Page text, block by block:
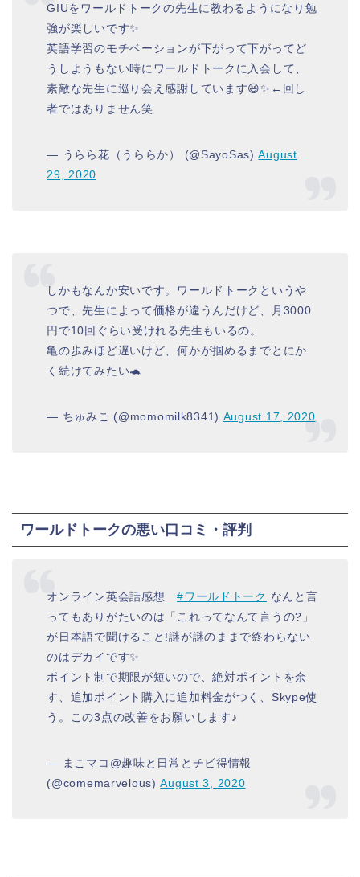
GIUをワールドトークの先生に教わるようになり勉
強が楽しいです✨
英語学習のモチベーションが下がって下がってど
うしようもない時にワールドトークに入会して、
素敵な先生に巡り会え感謝しています😆✨←回し
者ではありません笑
— うらら花（うららか） (@SayoSas)August
29, 2020
しかもなんか安いです。ワールドトークというや
つで、先生によって価格が違うんだけど、月3000
円で10回ぐらい受けれる先生もいるの。
亀の歩みほど遅いけど、何かが掴めるまでとにか
く続けてみたい🐢
— ちゅみこ (@momomilk8341) August 17, 2020
ワールドトークの悪い口コミ・評判
オンライン英会話感想#ワールドトーク なんと言
ってもありがたいのは「これってなんて言うの?」
が日本語で聞けること!謎が謎のままで終わらない
のはデカイです✨
ポイント制で期限が短いので、絶対ポイントを余
す、追加ポイント購入に追加料金がつく、Skype使
う。この3点の改善をお願いします♪
— まこマコ@趣味と日常とチビ得情報
(@comemarvelous)August 3, 2020